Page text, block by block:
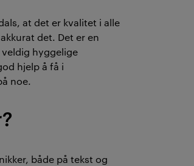
at det er kvalitet i alle
det. Det er en
hyggelige
hjelp å få i
noe.
både på tekst og